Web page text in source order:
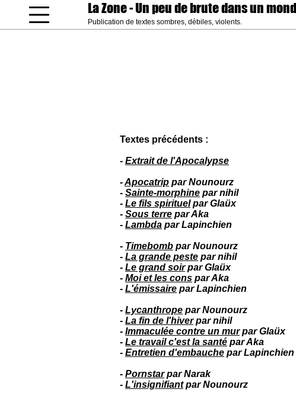
La Zone- Un peu de brute dans un
Publication de textes sombres, débiles, violents.
Textes précédents :
- Extrait de l'Apocalypse
-Apocatrip par Nounourz
- Sainte-morphine par nihil
- Le fils spirituelpar Glaüx
- Sous terre par Aka
- Lambda par Lapinchien
- Timebomb par Nounourz
- La grande peste par nihil
- Le grand soirpar Glaüx
- Moi et les cons par Aka
- L'émissaire par Lapinchien
- Lycanthrope par Nounourz
- La fin de l'hiverpar nihil
- Immaculée contre un murpar Glaüx
- Le travail c'est la santé par Aka
- Entretien d'embauche par Lapinchien
- Pornstarpar Narak
- L'insignifiantpar Nounourz